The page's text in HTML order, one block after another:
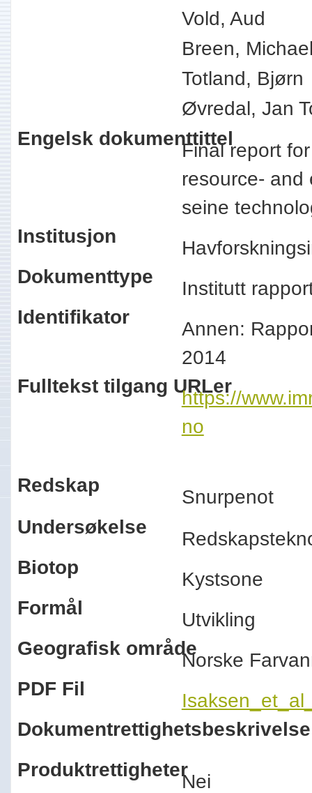
Vold, Aud
Breen,
Totland, Bjørn
Øvredal, Jan
Engelsk dokumenttittel
Final report
resource- and
seine
Institusjon
Dokumenttype
Institutt
Identifikator
Annen:
2014
Fulltekst tilgang URLer
https://
no
Redskap
Snurpenot
Undersøkelse
Biotop
Kystsone
Formål
Utvikling
Geografisk område
Norske
PDF Fil
Dokumentrettighetsbeskrivelse
Produktrettigheter
Nei